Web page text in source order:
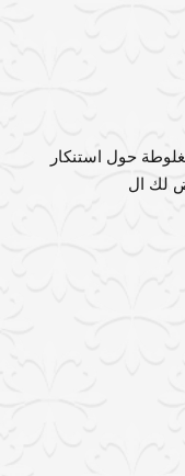
حول استنكار
لك ال
Don’t